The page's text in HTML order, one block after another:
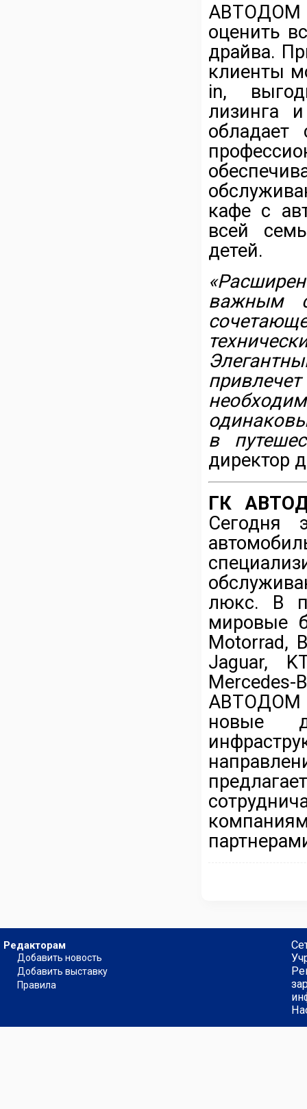
АВТОДОМ
оценить
драйва.
клиенты
in,
лизинга
обладает
кафе с
всей
детей.
важным
в
директор
ГК
Сегодня
люкс. В
мировые
Motorrad,
Jaguar,
Mercedes-
АВТОДОМ
новые
Редакторам
Добавить новость
Добавить выставку
Правила